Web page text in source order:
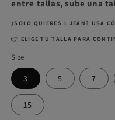
entre tallas, sube una
¿SOLO QUIERES 1 JEAN? USA
👉 ELIGE TU TALLA PARA
Size
3 5 7
15